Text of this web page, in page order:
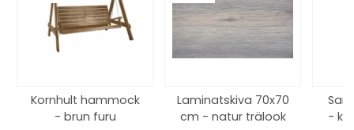
Kornhult hammock
- brun furu
Laminatskiva 70x70
cm - natur trälook
-